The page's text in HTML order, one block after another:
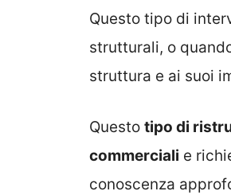
Questo tipo di
strutturali, o
struttura e ai suoi
Questo tipo di
commerciali e
conoscenza